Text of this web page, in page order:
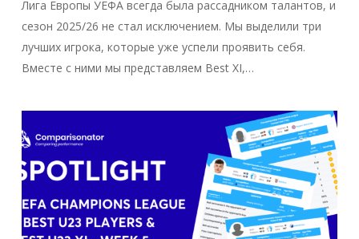
Лига Европы УЕФА всегда была рассадником талантов, и
сезон 2025/26 не стал исключением. Мы выделили три
лучших игрока, которые уже успели проявить себя.
Вместе с ними мы представляем Best XI,…